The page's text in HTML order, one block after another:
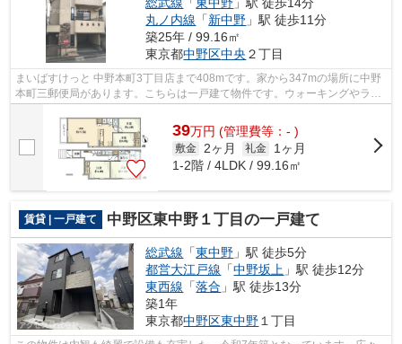
丸ノ内線 「新中野 」駅 徒歩11分
築25年 / 99.16㎡
東京都中野区中央 ２丁目
まいばすけっと 中野本町3丁目店まで408mです。家から347mの場所に中野
本町三郵便局があります。こちらは一戸建て物件です。ウォーキングやラン
39万円 (管理費等：- )
敷金 2ヶ月 礼金
1ヶ月
1-2階 / 4LDK / 99.16㎡
賃貸 | 一戸建て 中野区東中野１丁目の一戸建て
総武線 「東中野 」駅 徒歩5分
都営大江戸線 「中野坂上 」駅 徒歩12分
東西線 「落合 」駅 徒歩13分
築1年
東京都中野区東中野 １丁目